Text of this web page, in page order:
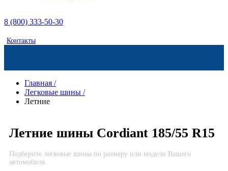
8 (800) 333-50-30
Контакты
Главная /
Легковые шины /
Летние
Летние шины Cordiant 185/55 R15
Подберите легковые шины по размеру или модели Вашего
автомобиля.